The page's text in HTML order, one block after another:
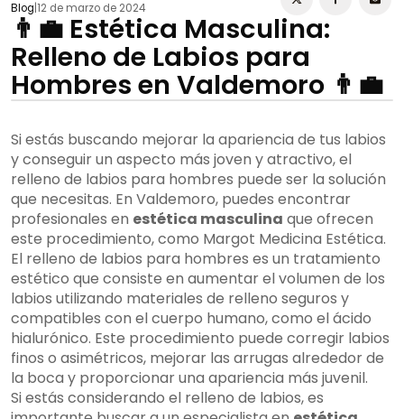
Blog 12 de marzo de 2024
👨‍💼 Estética Masculina:
Relleno de Labios para
Hombres en Valdemoro 👨‍💼
Si estás buscando mejorar la apariencia de tus labios
y conseguir un aspecto más joven y atractivo, el
relleno de labios para hombres puede ser la solución
que necesitas. En Valdemoro, puedes encontrar
profesionales en estética masculina que ofrecen
este procedimiento, como Margot Medicina Estética.
El relleno de labios para hombres es un tratamiento
estético que consiste en aumentar el volumen de los
labios utilizando materiales de relleno seguros y
compatibles con el cuerpo humano, como el ácido
hialurónico. Este procedimiento puede corregir labios
finos o asimétricos, mejorar las arrugas alrededor de
la boca y proporcionar una apariencia más juvenil.
Si estás considerando el relleno de labios, es